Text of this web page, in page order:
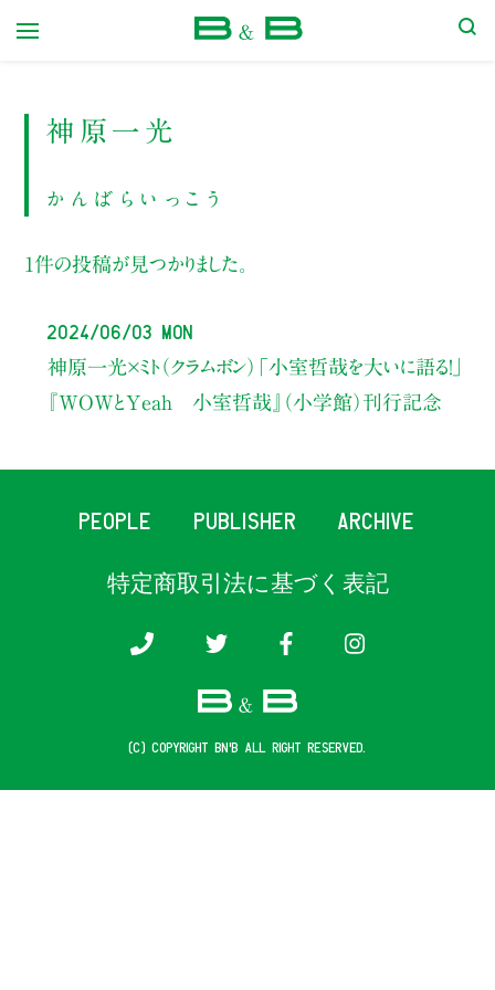
神原一光
かんばらいっこう
1件の投稿が見つかりました。
2024/06/03 Mon
神原一光×ミト（クラムボン）
「小室哲哉を大いに語る！」
『WOWとYeah 小室哲哉』（小学館）刊行記念
PEOPLE PUBLISHER ARCHIVE
特定商取引法に基づく表記
(c) COPYRIGHT B&B ALL RIGHT RESERVED.